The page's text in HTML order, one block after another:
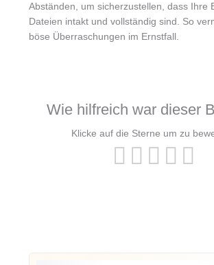
Abständen, um sicherzustellen, dass Ihre
Dateien intakt und vollständig sind. So
böse Überraschungen im Ernstfall.
Wie hilfreich war dieser
Klicke auf die Sterne um zu